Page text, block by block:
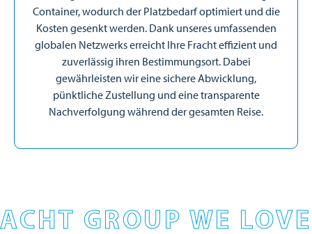
Container, wodurch der Platzbedarf optimiert und die
Kosten gesenkt werden. Dank unseres umfassenden
globalen Netzwerks erreicht Ihre Fracht effizient und
zuverlässig ihren Bestimmungsort. Dabei
gewährleisten wir eine sichere Abwicklung,
pünktliche Zustellung und eine transparente
Nachverfolgung während der gesamten Reise.
GROUP WE